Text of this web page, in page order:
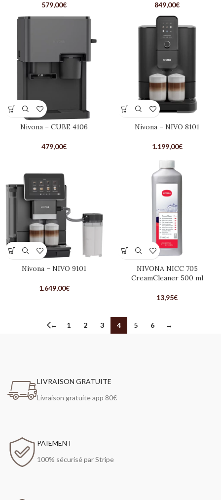
579,00€ 849,00€
Nivona – CUBE 4106
479,00€
Nivona – NIVO 8101
1.199,00€
Nivona – NIVO 9101
1.649,00€
NIVONA NICC 705
CreamCleaner 500 ml
13,95€
← 1 2 3 4 5 6 →
LIVRAISON GRATUITE
Livraison gratuite app 80€
PAIEMENT
100% sécurisé par Stripe